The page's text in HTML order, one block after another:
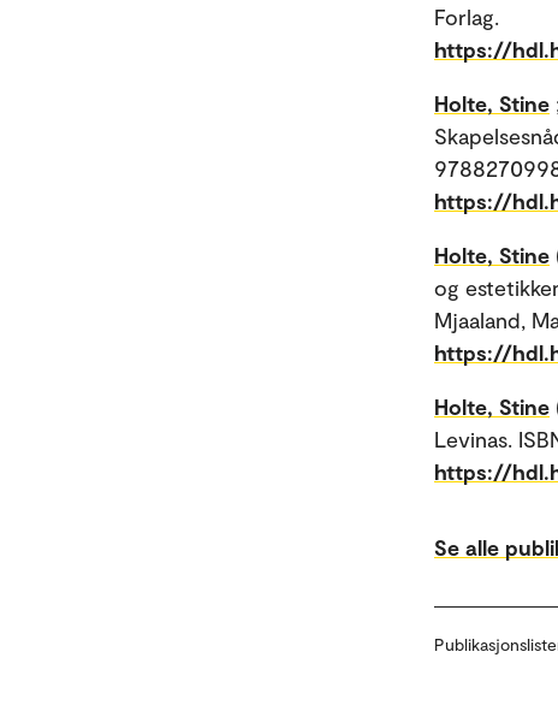
Forlag.
https://
Holte, Stine
https://
Holte, Stine
og
Mjaaland,
https://
Holte, Stine
Levinas.
https://
Se alle